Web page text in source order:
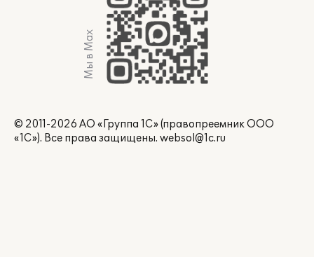
Мы в Max
© 2011-2026 АО «Группа 1С» (правопреемник ООО
«1С»). Все права защищены. websol@1c.ru